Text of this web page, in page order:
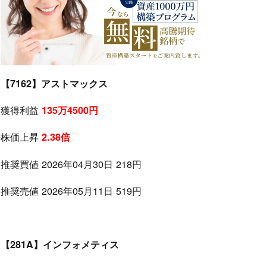
【7162】アストマックス
獲得利益 135万4500円
株価上昇 2.38倍
推奨買値 2026年04月30日 218円
推奨売値 2026年05月11日 519円
【281A】インフォメティス